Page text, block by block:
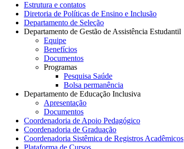
Estrutura e contatos
Diretoria de Políticas de Ensino e Inclusão
Departamento de Seleção
Departamento de Gestão de Assistência Estudantil
Equipe
Benefícios
Documentos
Programas
Pesquisa Saúde
Bolsa permanência
Departamento de Educação Inclusiva
Apresentação
Documentos
Coordenadoria de Apoio Pedagógico
Coordenadoria de Graduação
Coordenadoria Sistêmica de Registros Acadêmicos